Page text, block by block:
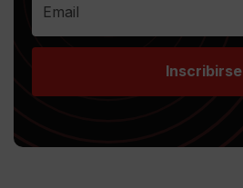
Inscribirse